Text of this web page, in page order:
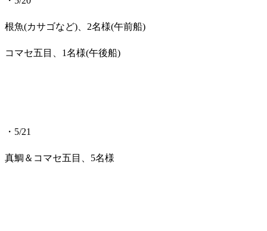
根魚(カサゴなど)、2名様(午前船)
コマセ五目、1名様(午後船)
・5/21
真鯛＆コマセ五目、5名様